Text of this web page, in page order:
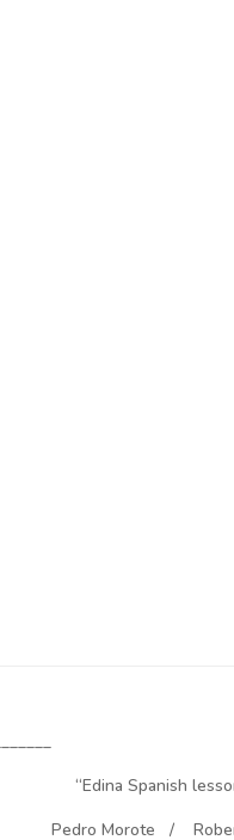
“Edina Spanish
Pedro Morote /